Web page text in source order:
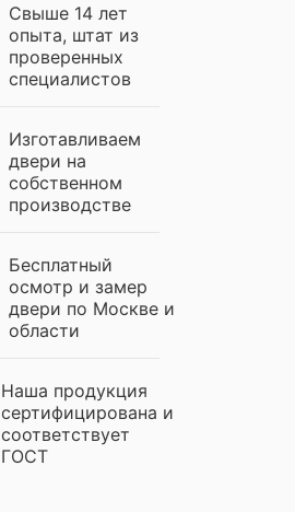
Свыше 14 лет
опыта, штат из
проверенных
специалистов
Изготавливаем
двери на
собственном
производстве
Бесплатный
осмотр и замер
двери по Москве и
области
Наша продукция
сертифицирована и
соответствует
ГОСТ